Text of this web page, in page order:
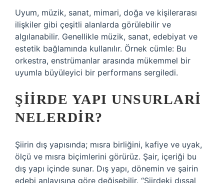
Uyum, müzik, sanat, mimari, doğa ve kişilerarası
ilişkiler gibi çeşitli alanlarda görülebilir ve
algılanabilir. Genellikle müzik, sanat, edebiyat ve
estetik bağlamında kullanılır. Örnek cümle: Bu
orkestra, enstrümanlar arasında mükemmel bir
uyumla büyüleyici bir performans sergiledi.
ŞIIRDE YAPI UNSURLARI
NELERDIR?
Şiirin dış yapısında; mısra birliğini, kafiye ve uyak,
ölçü ve mısra biçimlerini görürüz. Şair, içeriği bu
dış yapı içinde sunar. Dış yapı, dönemin ve şairin
edebi anlayışına göre değişebilir. “Şiirdeki dışsal